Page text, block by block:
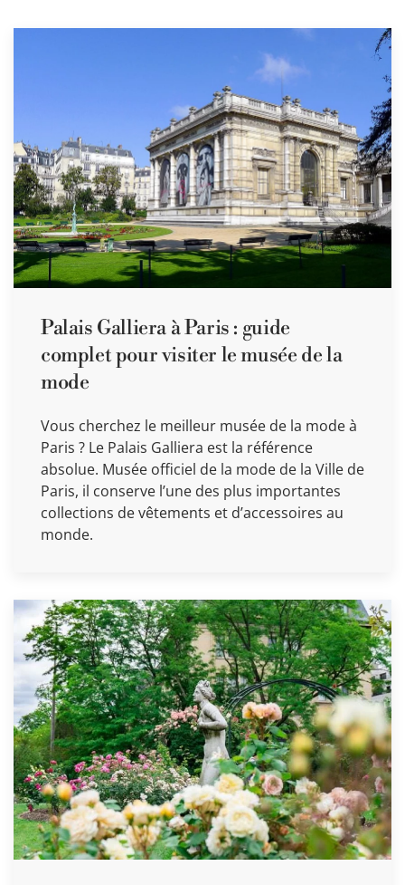
Palais Galliera à Paris : guide
complet pour visiter le musée de la
mode
Vous cherchez le meilleur musée de la mode à
Paris ? Le Palais Galliera est la référence
absolue. Musée officiel de la mode de la Ville de
Paris, il conserve l’une des plus importantes
collections de vêtements et d’accessoires au
monde.